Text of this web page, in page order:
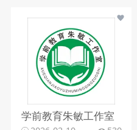
学前教育朱敏工作室